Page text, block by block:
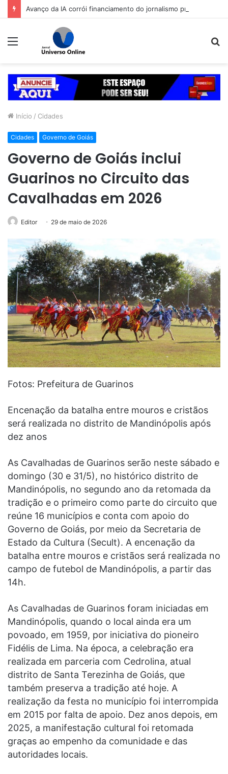
Menu
Início / Cidades
Cidades Governo de Goiás
Governo de Goiás inclui
Guarinos no Circuito das
Cavalhadas em 2026
Editor 29 de maio de 2026
Fotos: Prefeitura de Guarinos
Encenação da batalha entre mouros e cristãos
será realizada no distrito de Mandinópolis após
dez anos
As Cavalhadas de Guarinos serão neste sábado e
domingo (30 e 31/5), no histórico distrito de
Mandinópolis, no segundo ano da retomada da
tradição e o primeiro como parte do circuito que
reúne 16 municípios e conta com apoio do
Governo de Goiás, por meio da Secretaria de
Estado da Cultura (Secult). A encenação da
batalha entre mouros e cristãos será realizada no
campo de futebol de Mandinópolis, a partir das
14h.
As Cavalhadas de Guarinos foram iniciadas em
Mandinópolis, quando o local ainda era um
povoado, em 1959, por iniciativa do pioneiro
Fidélis de Lima. Na época, a celebração era
realizada em parceria com Cedrolina, atual
distrito de Santa Terezinha de Goiás, que
também preserva a tradição até hoje. A
realização da festa no município foi interrompida
em 2015 por falta de apoio. Dez anos depois, em
2025, a manifestação cultural foi retomada
graças ao empenho da comunidade e das
autoridades locais.